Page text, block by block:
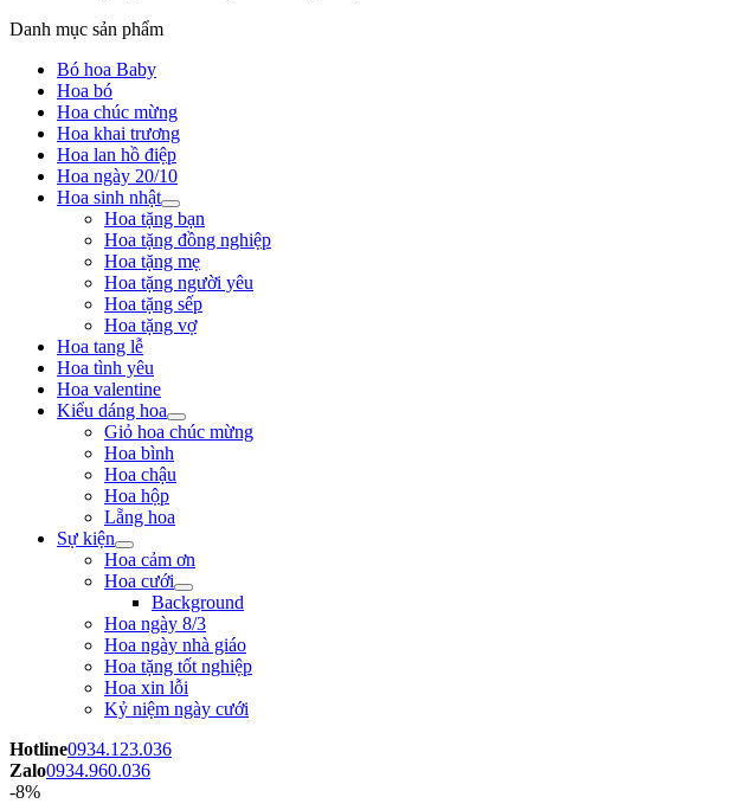
Danh mục sản phẩm
Bó hoa Baby
Hoa bó
Hoa chúc mừng
Hoa khai trương
Hoa lan hồ điệp
Hoa ngày 20/10
Hoa sinh nhật
Hoa tặng bạn
Hoa tặng đồng nghiệp
Hoa tặng mẹ
Hoa tặng người yêu
Hoa tặng sếp
Hoa tặng vợ
Hoa tang lễ
Hoa tình yêu
Hoa valentine
Kiểu dáng hoa
Giỏ hoa chúc mừng
Hoa bình
Hoa chậu
Hoa hộp
Lẵng hoa
Sự kiện
Hoa cảm ơn
Hoa cưới
Background
Hoa ngày 8/3
Hoa ngày nhà giáo
Hoa tặng tốt nghiệp
Hoa xin lỗi
Kỷ niệm ngày cưới
Hotline0934.123.036
Zalo0934.960.036
-8%